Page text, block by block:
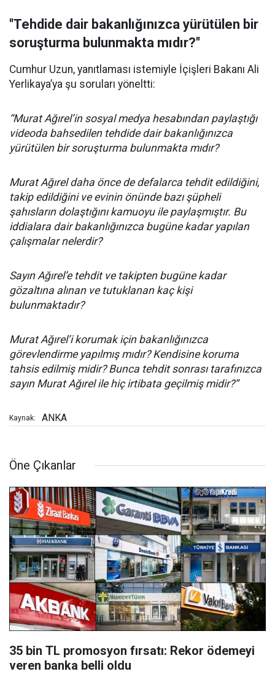
''Tehdide dair bakanlığınızca yürütülen bir
soruşturma bulunmakta mıdır?''
Cumhur Uzun, yanıtlaması istemiyle İçişleri Bakanı Ali
Yerlikaya’ya şu soruları yöneltti:
“Murat Ağırel’in sosyal medya hesabından paylaştığı
videoda bahsedilen tehdide dair bakanlığınızca
yürütülen bir soruşturma bulunmakta mıdır?
Murat Ağırel daha önce de defalarca tehdit edildiğini,
takip edildiğini ve evinin önünde bazı şüpheli
şahısların dolaştığını kamuoyu ile paylaşmıştır. Bu
iddialara dair bakanlığınızca bugüne kadar yapılan
çalışmalar nelerdir?
Sayın Ağırel’e tehdit ve takipten bugüne kadar
gözaltına alınan ve tutuklanan kaç kişi
bulunmaktadır?
Murat Ağırel’i korumak için bakanlığınızca
görevlendirme yapılmış mıdır? Kendisine koruma
tahsis edilmiş midir? Bunca tehdit sonrası tarafınızca
sayın Murat Ağırel ile hiç irtibata geçilmiş midir?”
Kaynak: ANKA
Öne Çıkanlar
35 bin TL promosyon fırsatı: Rekor ödemeyi
veren banka belli oldu